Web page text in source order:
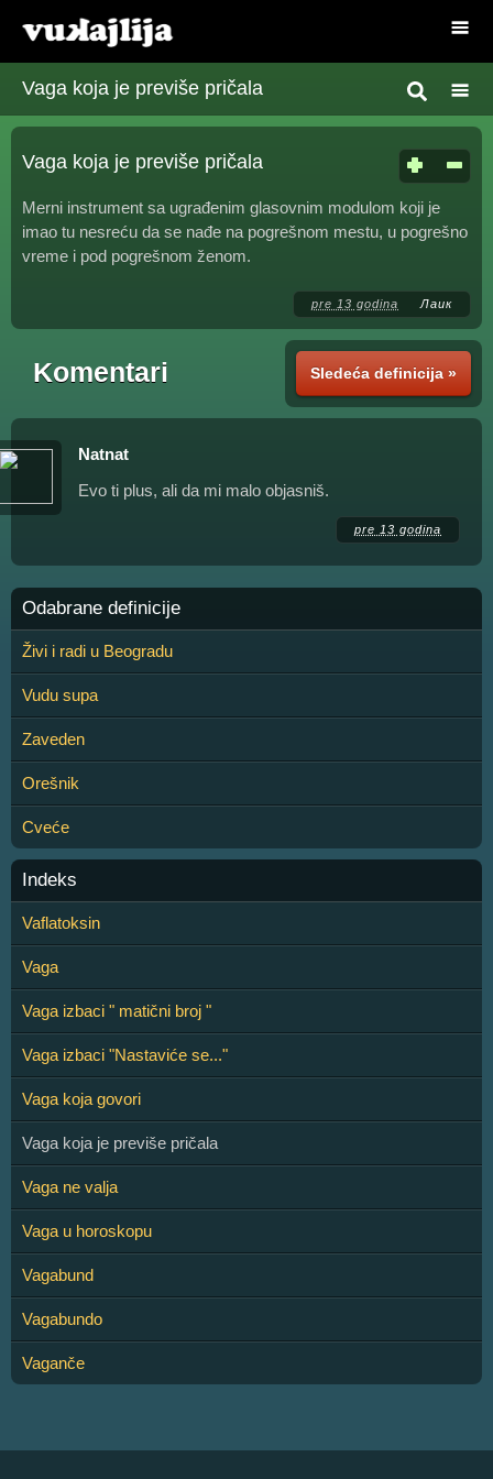
Vaga koja je previše pričala
Vaga koja je previše pričala
Merni instrument sa ugrađenim glasovnim modulom koji je
imao tu nesreću da se nađe na pogrešnom mestu, u pogrešno
vreme i pod pogrešnom ženom.
pre 13 godina Лаик
Sledeća definicija »
Komentari
Natnat
Evo ti plus, ali da mi malo objasniš.
pre 13 godina
Odabrane definicije
Živi i radi u Beogradu
Vudu supa
Zaveden
Orešnik
Cveće
Indeks
Vaflatoksin
Vaga
Vaga izbaci " matični broj "
Vaga izbaci "Nastaviće se..."
Vaga koja govori
Vaga koja je previše pričala
Vaga ne valja
Vaga u horoskopu
Vagabund
Vagabundo
Vaganče